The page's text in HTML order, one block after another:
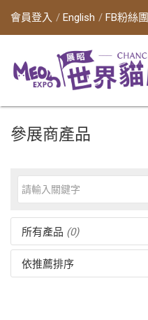
會員登入 English FB粉絲團
參展商產品
所有產品 (0)
依推薦排序